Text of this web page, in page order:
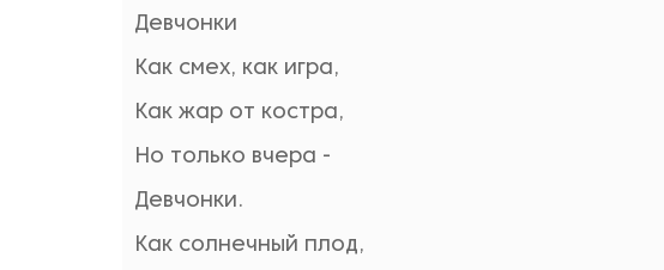
Девчонки
Как смех, как игра,
Как жар от костра,
Но только вчера -
Девчонки.
Как солнечный плод,